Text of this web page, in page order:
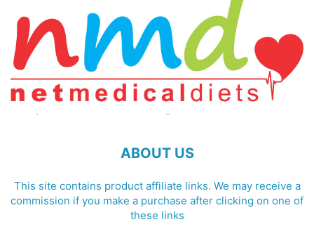
ABOUT US
This site contains product affiliate links. We may receive a
commission if you make a purchase after clicking on one of
these links